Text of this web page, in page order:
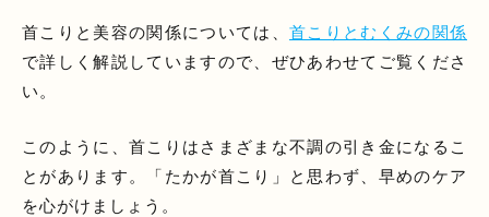
首こりと美容の関係については、 首こりとむくみの関係
で詳しく解説していますので、ぜひあわせてご覧くださ
い。
このように、首こりはさまざまな不調の引き金になるこ
とがあります。「たかが首こり」と思わず、早めのケア
を心がけましょう。